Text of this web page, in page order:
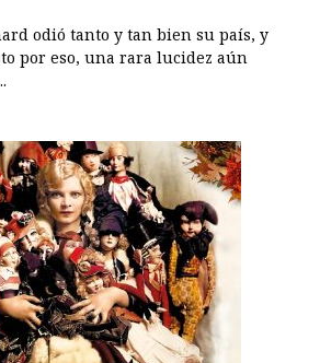
odió tanto y tan bien su país, y
por eso, una rara lucidez aún